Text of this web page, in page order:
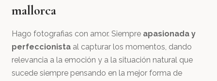
mallorca
Hago fotografias con amor. Siempre apasionada y
perfeccionista al capturar los momentos, dando
relevancia a la emoción y a la situación natural que
sucede siempre pensando en la mejor forma de